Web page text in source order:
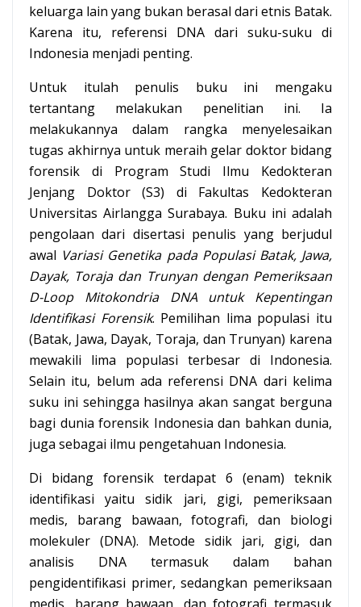
keluarga lain yang bukan berasal dari etnis Batak.
Karena itu, referensi DNA dari suku-suku di
Indonesia menjadi penting.
Untuk itulah penulis buku ini mengaku
tertantang melakukan penelitian ini. Ia
melakukannya dalam rangka menyelesaikan
tugas akhirnya untuk meraih gelar doktor bidang
forensik di Program Studi Ilmu Kedokteran
Jenjang Doktor (S3) di Fakultas Kedokteran
Universitas Airlangga Surabaya. Buku ini adalah
pengolaan dari disertasi penulis yang berjudul
awal Variasi Genetika pada Populasi Batak, Jawa,
Dayak, Toraja dan Trunyan dengan Pemeriksaan
D-Loop Mitokondria DNA untuk Kepentingan
Identifikasi Forensik. Pemilihan lima populasi itu
(Batak, Jawa, Dayak, Toraja, dan Trunyan) karena
mewakili lima populasi terbesar di Indonesia.
Selain itu, belum ada referensi DNA dari kelima
suku ini sehingga hasilnya akan sangat berguna
bagi dunia forensik Indonesia dan bahkan dunia,
juga sebagai ilmu pengetahuan Indonesia.
Di bidang forensik terdapat 6 (enam) teknik
identifikasi yaitu sidik jari, gigi, pemeriksaan
medis, barang bawaan, fotografi, dan biologi
molekuler (DNA). Metode sidik jari, gigi, dan
analisis DNA termasuk dalam bahan
pengidentifikasi primer, sedangkan pemeriksaan